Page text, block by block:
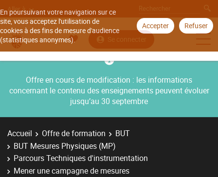
En poursuivant votre navigation sur ce
site, vous acceptez l'utilisation de
cookies à des fins de mesure d'audience
(statistiques anonymes).
Accepter Refuser
Aller à
Se connecter
Offre en cours de modification : les informations
concernant le contenu des enseignements peuvent évoluer
jusqu’au 30 septembre
Accueil Offre de formation
BUT
BUT Mesures Physiques (MP)
Parcours Techniques d'instrumentation
Mener une campagne de mesures